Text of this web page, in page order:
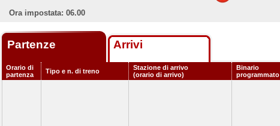
Ora impostata: 06.00
Partenze Arrivi
Orario di
partenza
Tipo e n. di treno
Stazione di arrivo
(orario di arrivo)
Binario
programmato